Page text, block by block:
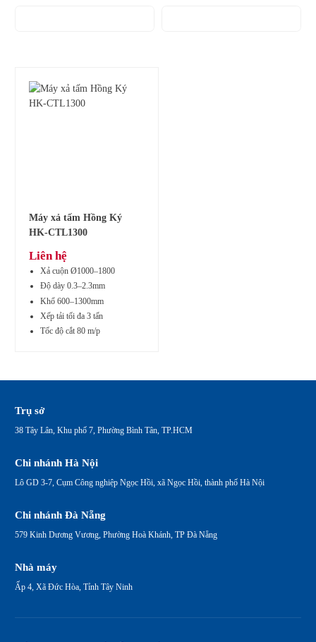
Máy xả tấm Hồng Ký
HK-CTL1300
Liên hệ
Xả cuộn Ø1000–1800
Độ dày 0.3–2.3mm
Khổ 600–1300mm
Xếp tải tối đa 3 tấn
Tốc độ cắt 80 m/p
Trụ sở
38 Tây Lân, Khu phố 7, Phường Bình Tân, TP.HCM
Chi nhánh Hà Nội
Lô GD 3-7, Cụm Công nghiệp Ngọc Hồi, xã Ngọc Hồi, thành phố Hà Nội
Chi nhánh Đà Nẵng
579 Kinh Dương Vương, Phường Hoà Khánh, TP Đà Nẵng
Nhà máy
Ấp 4, Xã Đức Hòa, Tỉnh Tây Ninh